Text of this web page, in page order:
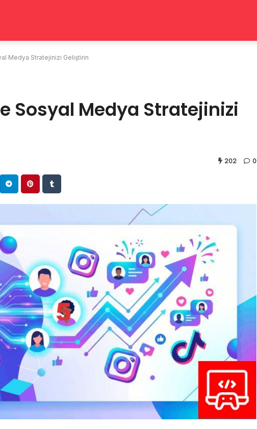
Medya Stratejinizi Geliştirin
Sosyal Medya Stratejinizi
202 0